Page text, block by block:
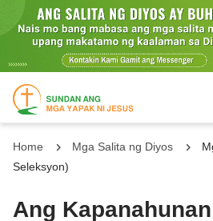
Home Mga Salita ng Diyos
Seleksyon)
Ang